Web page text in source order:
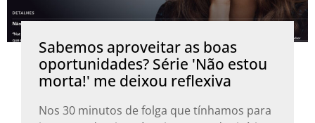
Sabemos aproveitar as boas
oportunidades? Série 'Não estou
morta!' me deixou reflexiva
Nos 30 minutos de folga que tínhamos para